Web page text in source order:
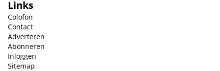
Links
Colofon
Contact
Adverteren
Abonneren
Inloggen
Sitemap